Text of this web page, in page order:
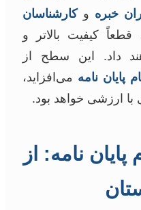
خبره وکارشناسان
قطعاً کیفیت بالاتر و
داد. این سطح از
پایان نامه می‌افزاید،
با ارزشی خواهد بود.
نامه: از